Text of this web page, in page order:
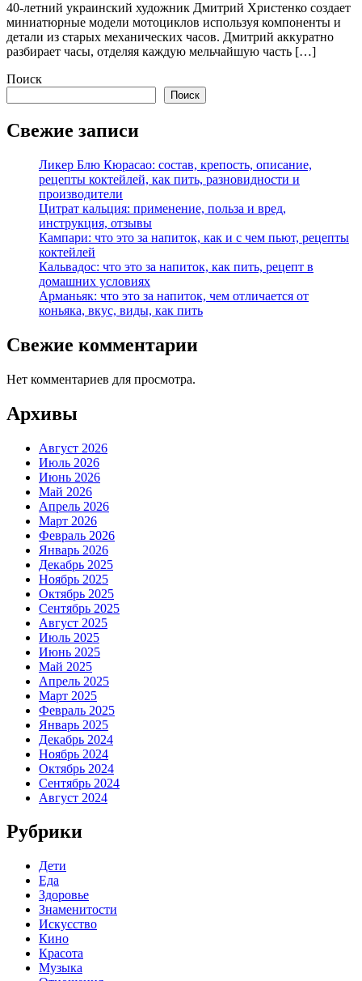
40-летний украинский художник Дмитрий Христенко создает
миниатюрные модели мотоциклов используя компоненты и
детали из старых механических часов. Дмитрий аккуратно
разбирает часы, отделяя каждую мельчайшую часть […]
Поиск
Поиск
Свежие записи
Ликер Блю Кюрасао: состав, крепость, описание,
рецепты коктейлей, как пить, разновидности и
производители
Цитрат кальция: применение, польза и вред,
инструкция, отзывы
Кампари: что это за напиток, как и с чем пьют, рецепты
коктейлей
Кальвадос: что это за напиток, как пить, рецепт в
домашних условиях
Арманьяк: что это за напиток, чем отличается от
коньяка, вкус, виды, как пить
Свежие комментарии
Нет комментариев для просмотра.
Архивы
Август 2026
Июль 2026
Июнь 2026
Май 2026
Апрель 2026
Март 2026
Февраль 2026
Январь 2026
Декабрь 2025
Ноябрь 2025
Октябрь 2025
Сентябрь 2025
Август 2025
Июль 2025
Июнь 2025
Май 2025
Апрель 2025
Март 2025
Февраль 2025
Январь 2025
Декабрь 2024
Ноябрь 2024
Октябрь 2024
Сентябрь 2024
Август 2024
Рубрики
Дети
Еда
Здоровье
Знаменитости
Искусство
Кино
Красота
Музыка